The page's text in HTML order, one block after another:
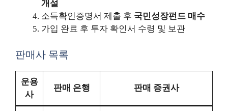
개설
소득확인증명서 제출 후 국민성장펀드 매수
가입 완료 후 투자 확인서 수령 및 보관
판매사 목록
운용
사
판매 은행 판매 증권사